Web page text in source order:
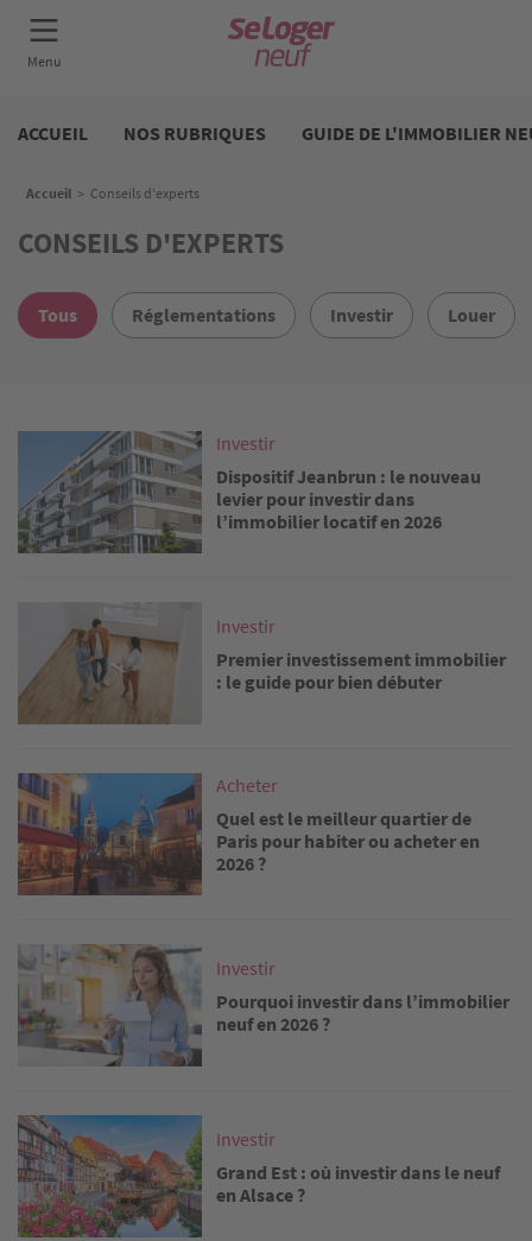
contenu
ACCUEIL
NOS RUBRIQUES GUIDE DE L'IMMOBILIER
Fil d'Ariane
Accueil > Conseils d'experts
CONSEILS D'EXPERTS
Tous Réglementations Investir Louer
Investir
Dispositif Jeanbrun : le nouveau
levier pour investir dans
l’immobilier locatif en 2026
Investir
Premier investissement immobilier
: le guide pour bien débuter
Image
Acheter
Quel est le meilleur quartier de
Paris pour habiter ou acheter en
2026 ?
Image
Investir
Pourquoi investir dans l’immobilier
neuf en 2026 ?
Image
Investir
Grand Est : où investir dans le neuf
en Alsace ?